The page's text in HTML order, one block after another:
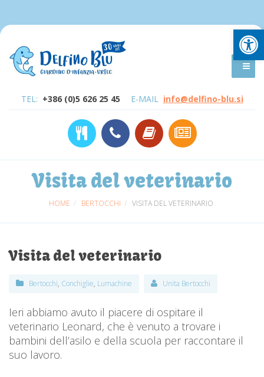
TEL: +386 (0)5 626 25 45 E-MAIL info@delfino-blu.si
Visita del veterinario
HOME BERTOCCHI VISITA DEL VETERINARIO
Visita del veterinario
Bertocchi, Conchiglie, Lumachine Unita Bertocchi
Ieri abbiamo avuto il piacere di ospitare il
veterinario Leonard, che è venuto a trovare i
bambini dell’asilo e della scuola per raccontare il
suo lavoro.